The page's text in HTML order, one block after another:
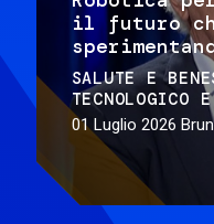
il futuro
SALUTE E
TECNOLOGICO
01 Luglio 2026